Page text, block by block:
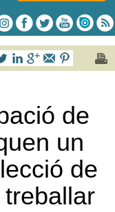
de
un
de